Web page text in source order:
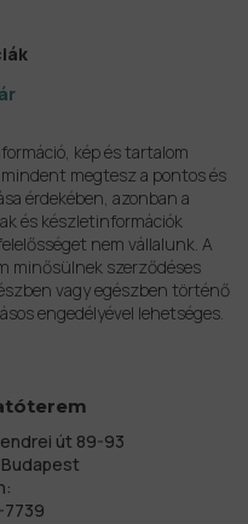
kép és tartalom
megtesz a pontos és
érdekében, azonban a
és készletinformációk
nem vállalunk. A
minősülnek szerződéses
vagy egészben történő
engedélyével lehetséges.
út 89-93
7739